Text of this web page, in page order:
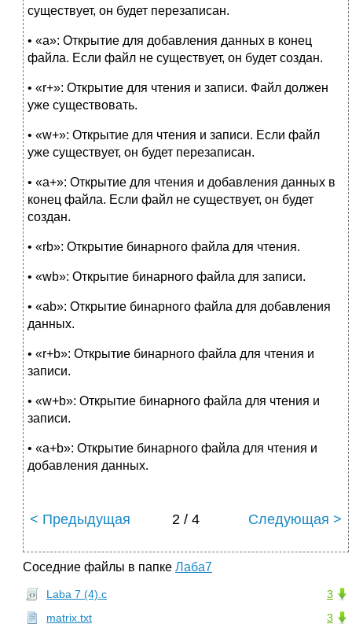
существует, он будет перезаписан.
• «a»: Открытие для добавления данных в конец
файла. Если файл не существует, он будет создан.
• «r+»: Открытие для чтения и записи. Файл должен
уже существовать.
• «w+»: Открытие для чтения и записи. Если файл
уже существует, он будет перезаписан.
• «a+»: Открытие для чтения и добавления данных в
конец файла. Если файл не существует, он будет
создан.
• «rb»: Открытие бинарного файла для чтения.
• «wb»: Открытие бинарного файла для записи.
• «ab»: Открытие бинарного файла для добавления
данных.
• «r+b»: Открытие бинарного файла для чтения и
записи.
• «w+b»: Открытие бинарного файла для чтения и
записи.
• «a+b»: Открытие бинарного файла для чтения и
добавления данных.
< Предыдущая 2 / 4 Следующая >
Соседние файлы в папке Лаба7
3
Laba 7 (4).c
3
matrix.txt